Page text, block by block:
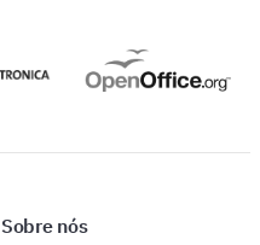
Sobre nós